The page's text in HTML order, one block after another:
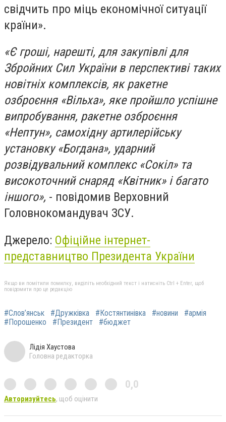
свідчить про міць економічної ситуації
країни».
«Є гроші, нарешті, для закупівлі для
Збройних Сил України в перспективі таких
новітніх комплексів, як ракетне
озброєння «Вільха», яке пройшло успішне
випробування, ракетне озброєння
«Нептун», самохідну артилерійську
установку «Богдана», ударний
розвідувальний комплекс «Сокіл» та
високоточний снаряд «Квітник» і багато
іншого», - повідомив Верховний
Головнокомандувач ЗСУ.
Джерело: Офіційне інтернет-
представництво Президента України
Якщо ви помітили помилку, виділіть необхідний текст і натисніть Ctrl + Enter, щоб
повідомити про це редакцію
#Слов’янськ #Дружківка #Костянтинівка #новини
#армія
#Порошенко
#Президент #бюджет
Лідія Хаустова
Головна редакторка
0,0
Авторизуйтесь, щоб оцінити